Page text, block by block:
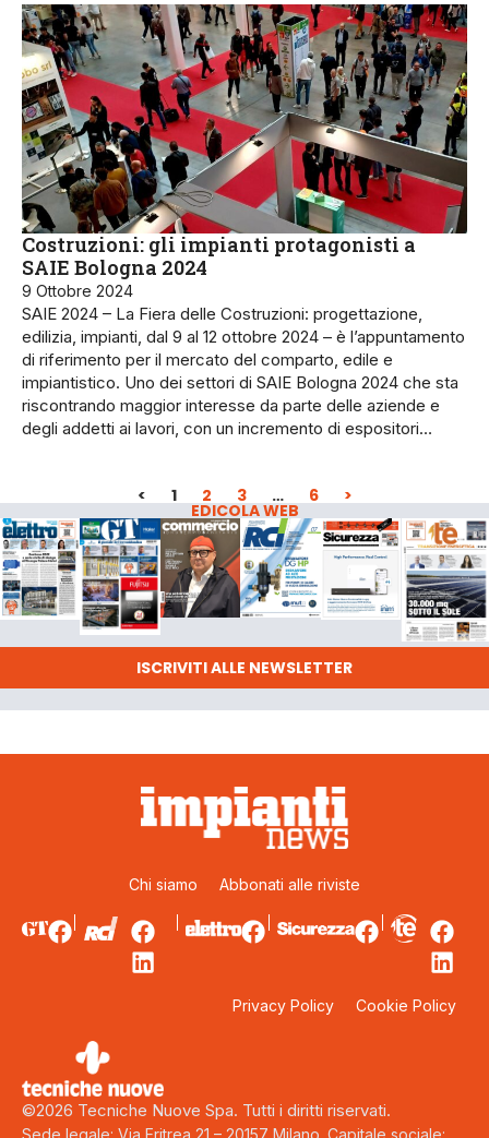
Costruzioni: gli impianti protagonisti a
SAIE Bologna 2024
9 Ottobre 2024
SAIE 2024 – La Fiera delle Costruzioni: progettazione,
edilizia, impianti, dal 9 al 12 ottobre 2024 – è l’appuntamento
di riferimento per il mercato del comparto, edile e
impiantistico. Uno dei settori di SAIE Bologna 2024 che sta
riscontrando maggior interesse da parte delle aziende e
degli addetti ai lavori, con un incremento di espositori…
< 1 2 3 … 6 >
EDICOLA WEB
ISCRIVITI ALLE NEWSLETTER
Chi siamo Abbonati alle riviste
Privacy Policy Cookie Policy
©2026 Tecniche Nuove Spa. Tutti i diritti riservati.